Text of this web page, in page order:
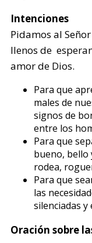
Intenciones
Pidamos al
llenos de
amor de Dios.
Para que
males de
signos de
entre los
Para que
bueno, bello
rodea,
Para que
las
silenciadas y
Oración sobre